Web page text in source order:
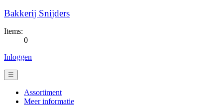
Bakkerij Snijders
Items:
0
Inloggen
☰
Assortiment
Meer informatie